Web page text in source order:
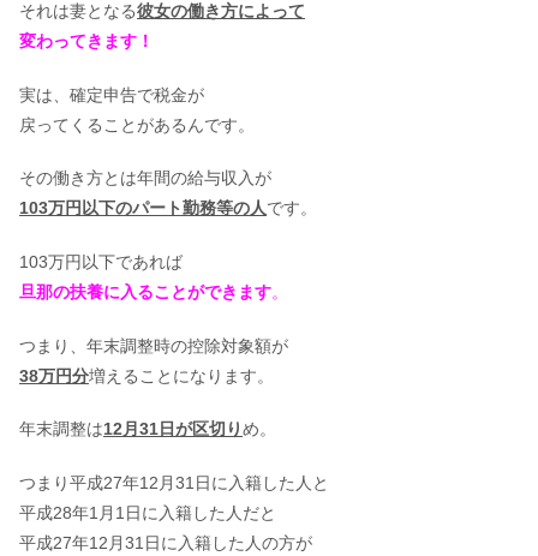
それは妻となる彼女の働き方によって
変わってきます！
実は、確定申告で税金が
戻ってくることがあるんです。
その働き方とは年間の給与収入が
103万円以下のパート勤務等の人です。
103万円以下であれば
旦那の扶養に入ることができます。
つまり、年末調整時の控除対象額が
38万円分増えることになります。
年末調整は12月31日が区切りめ。
つまり平成27年12月31日に入籍した人と
平成28年1月1日に入籍した人だと
平成27年12月31日に入籍した人の方が